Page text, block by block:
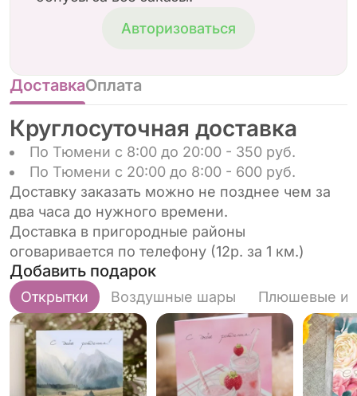
близким. Мы гарантируем качество и
своевременную доставку. Пусть эта нежная
искренних чувств.
Авторизоваться
ДоставкаОплата
Круглосуточная доставка
По Тюмени с 8:00 до 20:00 - 350 руб.
По Тюмени с 20:00 до 8:00 - 600 руб.
Доставку заказать можно не позднее чем за
два часа до нужного времени.
Доставка в пригородные районы
оговаривается по телефону (12р. за 1 км.)
Добавить подарок
Открытки Воздушные шары Плюшевые